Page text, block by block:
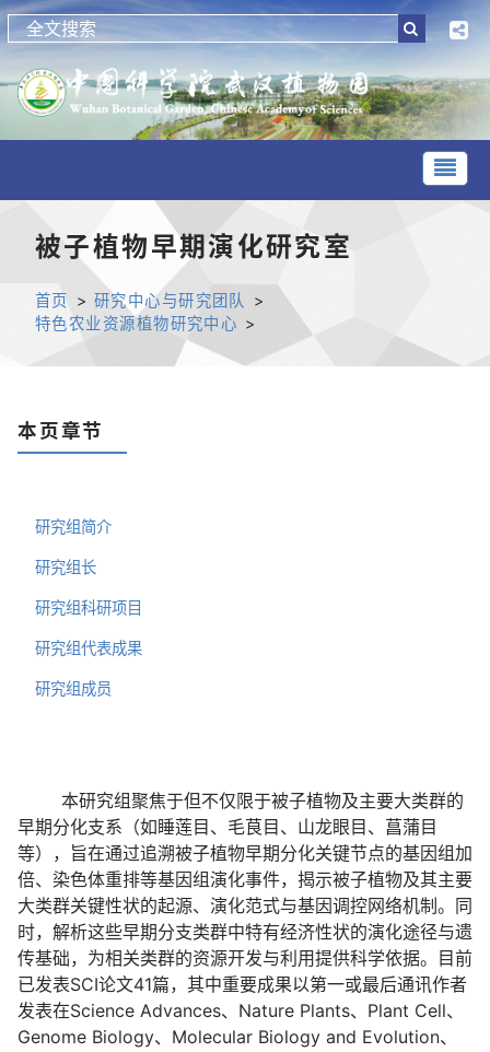
被子植物早期演化研究室
首页 > 研究中心与研究团队
>
特色农业资源植物研究中心 >
本页章节
研究组简介
研究组长
研究组科研项目
研究组代表成果
研究组成员
本研究组聚焦于但不仅限于被子植物及主要大类群的
早期分化支系（如睡莲目、毛茛目、山龙眼目、菖蒲目
等），旨在通过追溯被子植物早期分化关键节点的基因组加
倍、染色体重排等基因组演化事件，揭示被子植物及其主要
大类群关键性状的起源、演化范式与基因调控网络机制。同
时，解析这些早期分支类群中特有经济性状的演化途径与遗
传基础，为相关类群的资源开发与利用提供科学依据。目前
已发表SCI论文41篇，其中重要成果以第一或最后通讯作者
发表在Science Advances、Nature Plants、Plant Cell、
Genome Biology、Molecular Biology and Evolution、